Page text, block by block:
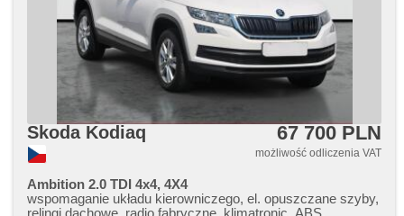
Skoda Kodiaq 67 700 PLN
możliwość odliczenia VAT
Ambition 2.0 TDI 4x4, 4X4
wspomaganie układu kierowniczego, el. opuszczane szyby,
relingi dachowe, radio fabryczne, klimatronic, ABS,